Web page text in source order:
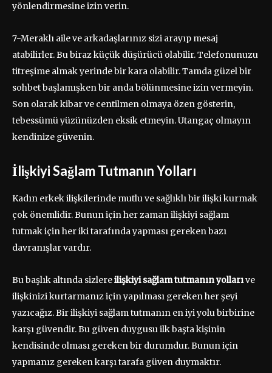
yönlendirmesine izin verin.
7-Meraklı aile ve arkadaşlarınız sizi arayıp mesaj
atabilirler. Bu biraz küçük düşürücü olabilir. Telefonunuzu
titreşime almak yerinde bir kara olabilir. Tamda güzel bir
sohbet başlamışken bir anda bölünmesine izin vermeyin.
Son olarak kibar ve centilmen olmaya özen gösterin,
tebessümü yüzünüzden eksik etmeyin. Utangaç olmayın
kendinize güvenin.
İlişkiyi Sağlam Tutmanın Yolları
Kadın erkek ilişkilerinde mutlu ve sağlıklı bir ilişki kurmak
çok önemlidir. Bunun için her zaman ilişkiyi sağlam
tutmak için her iki tarafında yapması gereken bazı
davranışlar vardır.
Bu başlık altında sizlereilişkiyi sağlam tutmanın yollarıve
ilişkinizi kurtarmanız için yapılması gereken her şeyi
yazıcağız. Bir ilişkiyi sağlam tutmanın en iyi yolu birbirine
karşı güvendir. Bu güven duygusu ilk başta kişinin
kendisinde olması gereken bir durumdur. Bunun için
yapmanız gereken karşı tarafa güven duymaktır.